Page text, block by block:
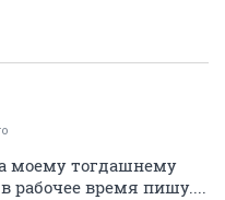
моему тогдашнему
рабочее время пишу....